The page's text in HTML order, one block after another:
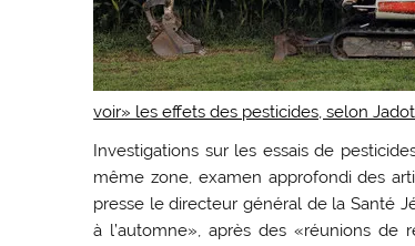
voir» les effets des pesticides, selon Jadot
Investigations sur les essais de
même zone, examen approfondi des
presse le directeur général de la Santé
à l’automne», après des «réunions